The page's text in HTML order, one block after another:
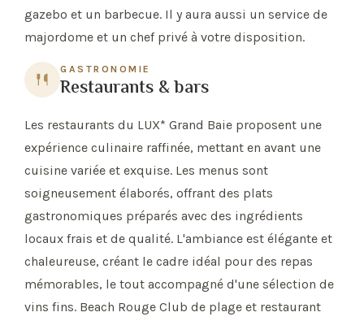
gazebo et un barbecue. Il y aura aussi un service de
majordome et un chef privé à votre disposition.
GASTRONOMIE
Restaurants & bars
Les restaurants du LUX* Grand Baie proposent une
expérience culinaire raffinée, mettant en avant une
cuisine variée et exquise. Les menus sont
soigneusement élaborés, offrant des plats
gastronomiques préparés avec des ingrédients
locaux frais et de qualité. L'ambiance est élégante et
chaleureuse, créant le cadre idéal pour des repas
mémorables, le tout accompagné d'une sélection de
vins fins. Beach Rouge Club de plage et restaurant